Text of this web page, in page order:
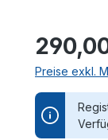
Preise exkl.